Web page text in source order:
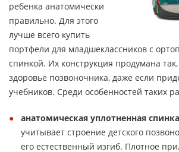
ребенка анатомически
правильно. Для этого
лучше всего купить
портфели для младшеклассников с
спинкой. Их конструкция продумана
здоровье позвоночника, даже если
учебников. Среди особенностей таких
анатомическая уплотненная спинка
учитывает строение детского
его естественный изгиб. Плотное